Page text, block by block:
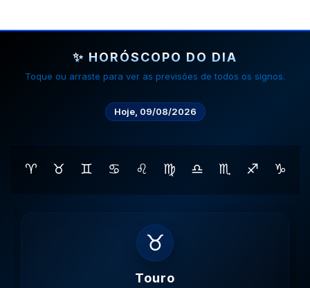
✨ HORÓSCOPO DO DIA
Toque ou arraste para ver as previsões de todos os signos.
Hoje, 09/08/2026
♈ ♉ ♊ ♋ ♌ ♍ ♎ ♏ ♐ ♑
♊
Gemeos